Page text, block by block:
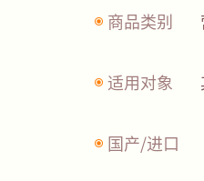
商品类别
适用对象
国产/进口